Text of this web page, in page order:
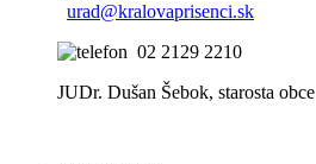
urad@kralovaprisenci.sk
02 2129 2210
JUDr. Dušan Šebok, starosta obce